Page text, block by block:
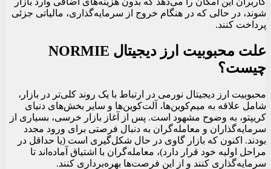
شوند، در حالی که در هنگام خروج از سرمایه‌گذاری، مالیاتی جزئی
پرداخت کنند.
علت محبوبیت ارز دیجیتال NORMIE
چیست؟
محبوبیت ارز دیجیتال نورمی در ارتباط با یک روند کلی‌تر در بازار،
شامل علاقه به میم‌کوین‌ها، آلت‌کوین‌ها و سایر بخش‌های دنیای
کریپتو، به وضوح مشهود است. پس از آغاز بازار خرسی، بسیاری از
سرمایه‌گذاران و معامله‌گران به دنبال فرصتی برای ورود مجدد
بودند. اکنون که بازار گاوی در حال شکل‌گیری است (یا حداقل در
مراحل اولیه خود قرار دارد)، معامله‌گران با اشتیاق آماده‌اند تا
سرمایه‌گذاری کنند و از این فرصت‌ها بهره‌برداری کنند.